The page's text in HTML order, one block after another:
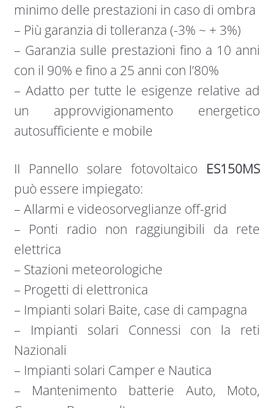
minimo delle prestazioni in caso di ombra
– Più garanzia di tolleranza (-3% ~ + 3%)
– Garanzia sulle prestazioni fino a 10 anni
con il 90% e fino a 25 anni con l’80%
– Adatto per tutte le esigenze relative ad
un approvvigionamento energetico
autosufficiente e mobile
II Pannello solare fotovoltaico ES150MS
può essere impiegato:
– Allarmi e videosorveglianze off-grid
– Ponti radio non raggiungibili da rete
elettrica
– Stazioni meteorologiche
– Progetti di elettronica
– Impianti solari Baite, case di campagna
– Impianti solari Connessi con la reti
Nazionali
– Impianti solari Camper e Nautica
– Mantenimento batterie Auto, Moto,